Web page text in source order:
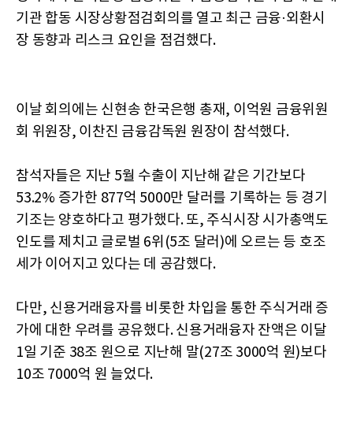
기관 합동 시장상황점검회의를 열고 최근 금융·외환시
장 동향과 리스크 요인을 점검했다.
이날 회의에는 신현송 한국은행 총재, 이억원 금융위원
회 위원장, 이찬진 금융감독원 원장이 참석했다.
참석자들은 지난 5월 수출이 지난해 같은 기간보다
53.2% 증가한 877억 5000만 달러를 기록하는 등 경기
기조는 양호하다고 평가했다. 또, 주식시장 시가총액도
인도를 제치고 글로벌 6위(5조 달러)에 오르는 등 호조
세가 이어지고 있다는 데 공감했다.
다만, 신용거래융자를 비롯한 차입을 통한 주식거래 증
가에 대한 우려를 공유했다. 신용거래융자 잔액은 이달
1일 기준 38조 원으로 지난해 말(27조 3000억 원)보다
10조 7000억 원 늘었다.